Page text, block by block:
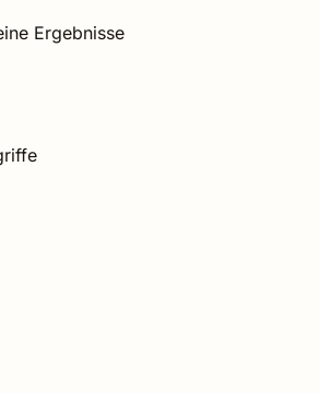
Ergebnisse